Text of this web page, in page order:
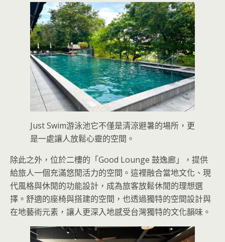
Just Swim游泳池它不僅是清涼避暑的場所，更
是一處讓人放鬆心靈的空間。
除此之外，位於二樓的「Good Lounge 鼓逸廊」，提供
給旅人一個充滿悠閒活力的空間。這裡融合當地文化、現
代風格與休閒的功能設計，成為旅客放鬆休閒的理想選
擇。舒適的座椅與搭建的空間，也透過獨特的空間設計與
在地藝術元素，讓人更深入地感受台灣獨特的文化韻味。